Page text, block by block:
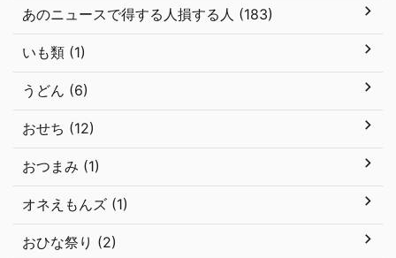
あのニュースで得する人損する人 (183)
いも類 (1)
うどん (6)
おせち (12)
おつまみ (1)
オネえもんズ (1)
おひな祭り (2)